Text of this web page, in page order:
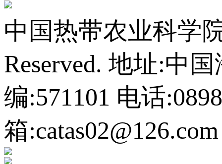
中国热带农业科学
Reserved. 地址:中
编:571101 电话
箱:catas02@126.com